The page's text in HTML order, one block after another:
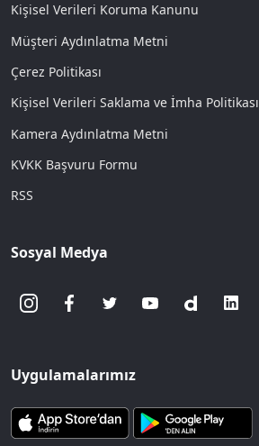
Kişisel Verileri Koruma Kanunu
Müşteri Aydınlatma Metni
Çerez Politikası
Kişisel Verileri Saklama ve İmha Politikası
Kamera Aydınlatma Metni
KVKK Başvuru Formu
RSS
Sosyal Medya
Uygulamalarımız